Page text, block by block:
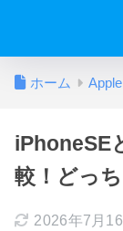
ホーム Apple
iPhoneSE
較！どっ
2026年7月16